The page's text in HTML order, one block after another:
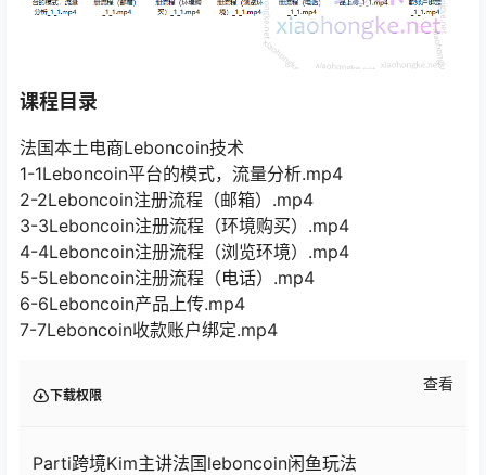
课程目录
法国本土电商Leboncoin技术
1-1Leboncoin平台的模式，流量分析.mp4
2-2Leboncoin注册流程（邮箱）.mp4
3-3Leboncoin注册流程（环境购买）.mp4
4-4Leboncoin注册流程（浏览环境）.mp4
5-5Leboncoin注册流程（电话）.mp4
6-6Leboncoin产品上传.mp4
7-7Leboncoin收款账户绑定.mp4
下载权限
查看
Parti跨境Kim主讲法国leboncoin闲鱼玩法